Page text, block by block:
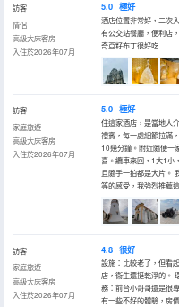
訪客
情侶
高級大床客房
入住於2026年07月
5.0 極好
酒店位置非常好，二次
有公交站餐廳，便利店
奇亞籽布丁很好吃
訪客
家庭旅遊
高級大床客房
入住於2026年07月
5.0 極好
住這家酒店，是當地人
禮賓，每一處細節拉滿
10幾分鐘。附近隨便一
喜。纜車來回，1大1小
且隨手一拍都是大片。
等的感受，我強烈推薦
訪客
家庭旅遊
高級大床客房
入住於2026年07月
4.8 很好
設施：比較老了，但看
店，衞生還挺乾淨的。
務：前台小哥哥還是很
有一些不好的體驗，房